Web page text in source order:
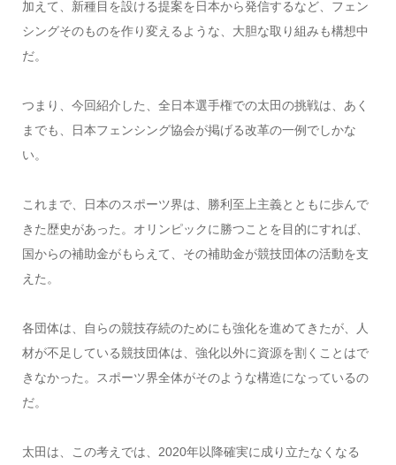
加えて、新種目を設ける提案を日本から発信するなど、フェン
シングそのものを作り変えるような、大胆な取り組みも構想中
だ。
つまり、今回紹介した、全日本選手権での太田の挑戦は、あく
までも、日本フェンシング協会が掲げる改革の一例でしかな
い。
これまで、日本のスポーツ界は、勝利至上主義とともに歩んで
きた歴史があった。オリンピックに勝つことを目的にすれば、
国からの補助金がもらえて、その補助金が競技団体の活動を支
えた。
各団体は、自らの競技存続のためにも強化を進めてきたが、人
材が不足している競技団体は、強化以外に資源を割くことはで
きなかった。スポーツ界全体がそのような構造になっているの
だ。
太田は、この考えでは、2020年以降確実に成り立たなくなる